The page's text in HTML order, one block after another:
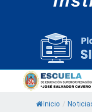
Inicio /